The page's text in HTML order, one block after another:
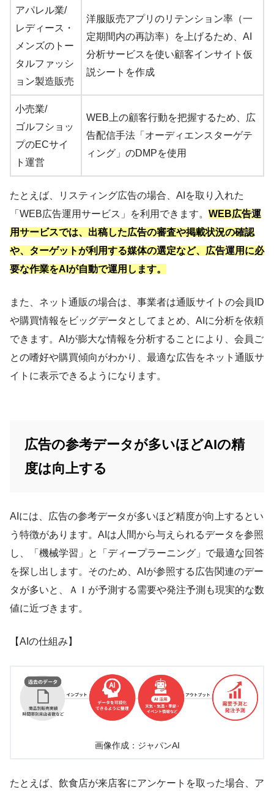
アパレル業/
レディース・
メンズのトー
タルファッシ
ョン製造販売
洋服販売アプリのリテンション率（一
定期間内の再訪率）を上げるため、AI
分析サービスを使い顧客インサイト仮
説シートを作成
小売業/
ゴルフショッ
プのECサイ
ト運営
WEB上の顧客行動を把握するため、広
告配信手法「オーディエンスターゲテ
ィング」のDMPを使用
たとえば、リスティング広告の場合、AIを取り入れた
「WEB広告運用サービス」を利用できます。 WEB広告運
用サービスでは、出稿した広告の審査や掲載状況の確認
や、ターゲットが利用する媒体の選定など、広告運用に必
要な作業をAIが自動で運用します。
また、ネット通販の場合は、事業者は通販サイトの会員ID
や購買情報をビッグデータとしてまとめ、AIに分析を依頼
できます。AIが膨大な情報を分析することにより、会員ご
との嗜好や購買傾向がわかり、最適な広告をネット通販サ
イトに表示できるようになります。
広告の参考データが多いほどAIの精
度は向上する
AIには、広告の参考データが多いほど精度が向上するとい
う特徴があります。AIは人間から与えられるデータを参照
し、「機械学習」と「ディープラーニング」で最適な回答
を探し出します。そのため、AIが参照する広告関連のデー
タが多いと、ＡＩが予測する需要や発注予測も現実的な数
値に近づきます。
【AIの仕組み】
画像作成：ジャパンAI
たとえば、飲食店が来店客にアンケートを取った場合、ア